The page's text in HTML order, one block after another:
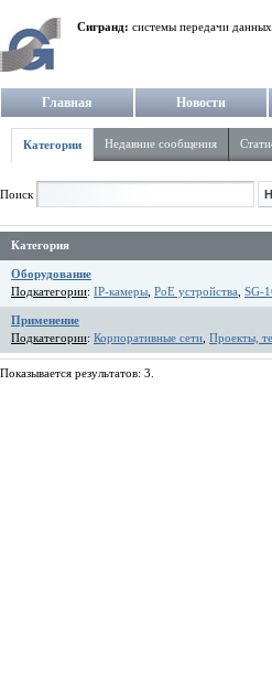
Сигранд: системы передачи
Главная Новости
Категории Недавние сообщения
Поиск
Категория
Оборудование
Подкатегории: IP-камеры PoE устройства SG-
Применение
Подкатегории: Корпоративные сети Проекты,
Показывается результатов: 3.